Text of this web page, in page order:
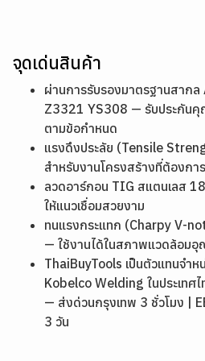
จุดเด่นสินค้า
ผ่านการรับรองมาตรฐานสาก
Z3321 YS308 — รับประกันคุ
ตามข้อกำหนด
แรงดึงประลัย (Tensile
สำหรับงานโครงสร้างที่ต้องกา
ลวดอาร์กอน TIG สแตนเลส
ให้แนวเชื่อมสวยงาม
ทนแรงกระแทก (Charpy V-
— ใช้งานได้ในสภาพแวดล้อม
ThaiBuyTools เป็นตัวแทนจำห
Kobelco Welding ในประเทศ
— ส่งด่วนกรุงเทพ 3 ชั่วโมง |
3 วัน